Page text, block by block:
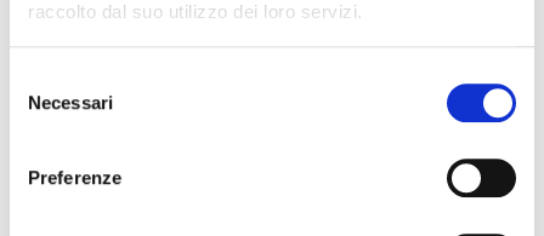
raccolto dal suo utilizzo dei loro servizi.
delNecessari
Preferenze